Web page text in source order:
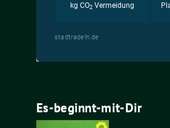
Es-beginnt-mit-Dir